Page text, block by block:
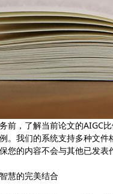
前，了解当前论文的AIGC
。我们的系统支持多种文
您的内容不会与其他已发表
慧的完美结合